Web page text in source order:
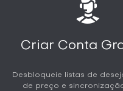
Criar Conta
Desbloqueie listas de
de preço e